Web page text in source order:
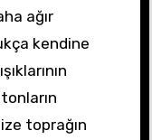
ağır
kendine
toprağın